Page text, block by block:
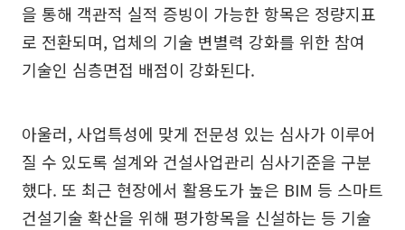
을 통해 객관적 실적 증빙이 가능한 항목은 정량지표
로 전환되며, 업체의 기술 변별력 강화를 위한 참여
기술인 심층면접 배점이 강화된다.
아울러, 사업특성에 맞게 전문성 있는 심사가 이루어
질 수 있도록 설계와 건설사업관리 심사기준을 구분
했다. 또 최근 현장에서 활용도가 높은 BIM 등 스마트
건설기술 확산을 위해 평가항목을 신설하는 등 기술